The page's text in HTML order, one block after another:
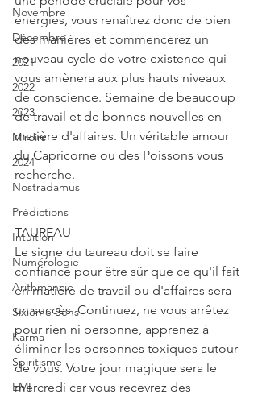
Novembre
Décembre
2021
2022
2023
Miroirs
2024
Nostradamus
Prédictions
Intuition
Numérologie
Arithmancie
Sixième Sens
Karma
Spiritisme
EMI
énergies, vous renaîtrez donc de bien
des manières et commencerez un
nouveau cycle de votre existence qui
vous amènera aux plus hauts niveaux
de conscience. Semaine de beaucoup
de travail et de bonnes nouvelles en
matière d'affaires. Un véritable amour
du Capricorne ou des Poissons vous
recherche.
TAUREAU
Le signe du taureau doit se faire
confiance pour être sûr que ce qu'il fait
en matière de travail ou d'affaires sera
un succès. Continuez, ne vous arrêtez
pour rien ni personne, apprenez à
éliminer les personnes toxiques autour
de vous. Votre jour magique sera le
mercredi car vous recevrez des